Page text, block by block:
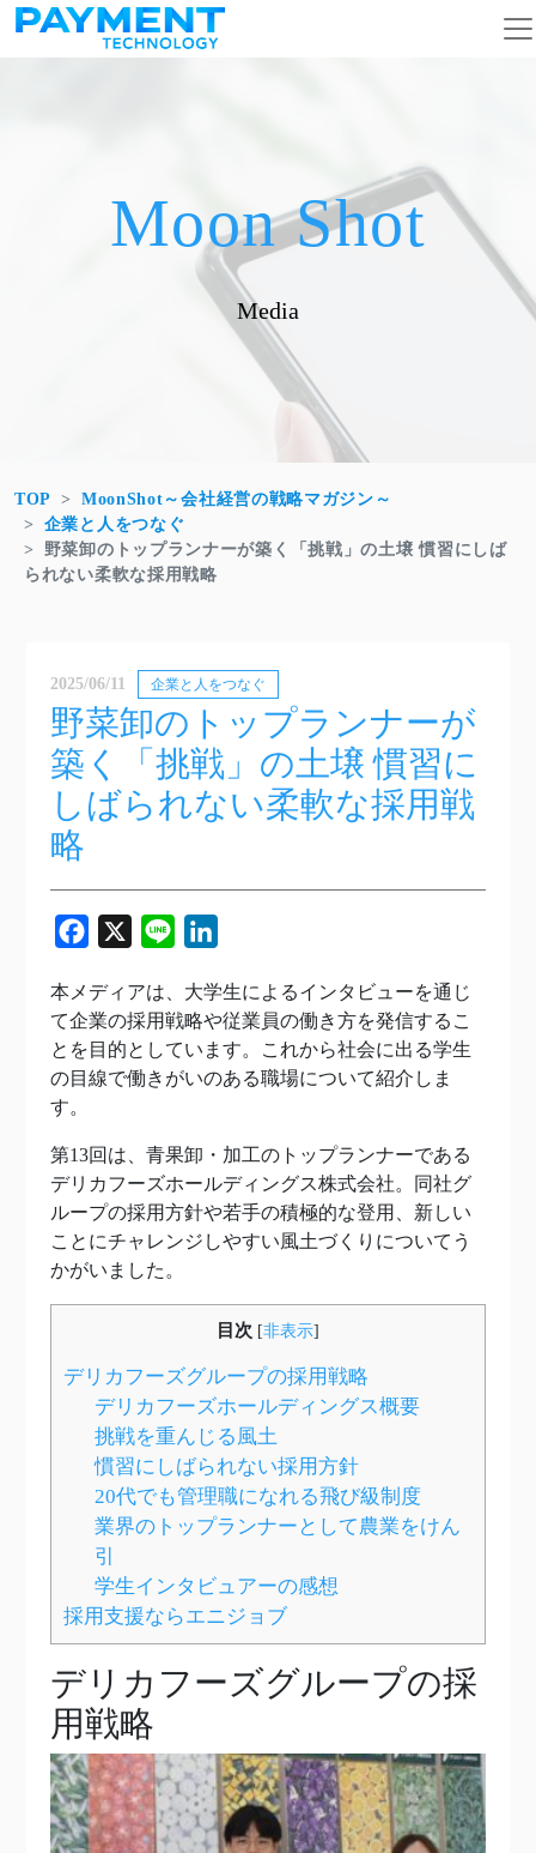
コンテンツへスキップ
メインナビゲーション
Moon Shot
Media
TOP
MoonShot～会社経営の戦略マガジン～
企業と人をつなぐ
野菜卸のトップランナーが築く「挑戦」の土壌 慣習にしば
られない柔軟な採用戦略
2025/06/11 企業と人をつなぐ
野菜卸のトップランナーが
築く「挑戦」の土壌 慣習に
しばられない柔軟な採用戦
略
Facebook
X Line
本メディアは、大学生によるインタビューを通じ
て企業の採用戦略や従業員の働き方を発信するこ
とを目的としています。これから社会に出る学生
の目線で働きがいのある職場について紹介しま
す。
第13回は、青果卸・加工のトップランナーである
デリカフーズホールディングス株式会社。同社グ
ループの採用方針や若手の積極的な登用、新しい
ことにチャレンジしやすい風土づくりについてう
かがいました。
目次 [非表示]
デリカフーズグループの採用戦略
デリカフーズホールディングス概要
挑戦を重んじる風土
慣習にしばられない採用方針
20代でも管理職になれる飛び級制度
業界のトップランナーとして農業をけん
引
学生インタビュアーの感想
採用支援ならエニジョブ
デリカフーズグループの採
用戦略